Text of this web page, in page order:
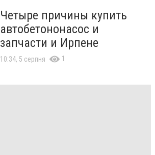
Четыре причины купить
автобетононасос и
запчасти и Ирпене
10:34, 5 серпня 1